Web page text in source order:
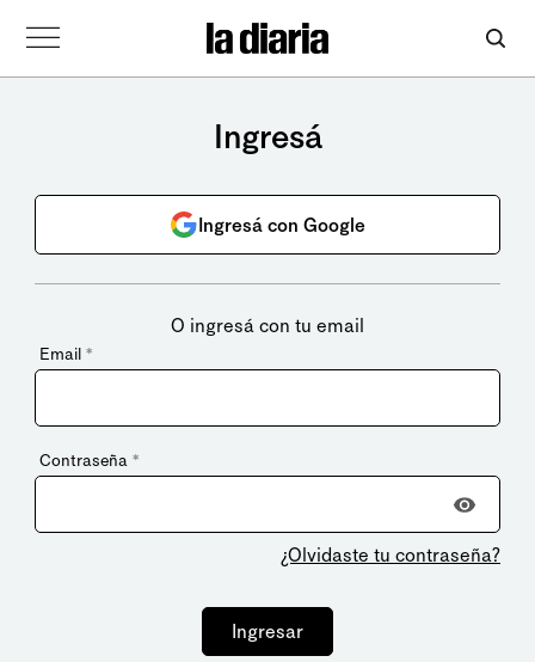
Ingresá
Ingresá con Google
O ingresá con tu email
Email *
Contraseña *
¿Olvidaste tu contraseña?
Ingresar